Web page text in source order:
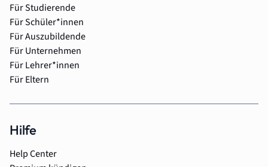
Für Studierende
Für Schüler*innen
Für Auszubildende
Für Unternehmen
Für Lehrer*innen
Für Eltern
Hilfe
Help Center